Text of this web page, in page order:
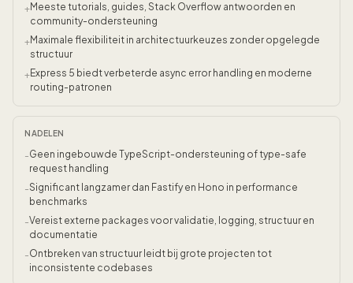
+Meeste tutorials, guides, Stack Overflow antwoorden en
community-ondersteuning
+Maximale flexibiliteit in architectuurkeuzes zonder opgelegde
structuur
+Express 5 biedt verbeterde async error handling en moderne
routing-patronen
NADELEN
-Geen ingebouwde TypeScript-ondersteuning of type-safe
request handling
-Significant langzamer dan Fastify en Hono in performance
benchmarks
-Vereist externe packages voor validatie, logging, structuur en
documentatie
-Ontbreken van structuur leidt bij grote projecten tot
inconsistente codebases